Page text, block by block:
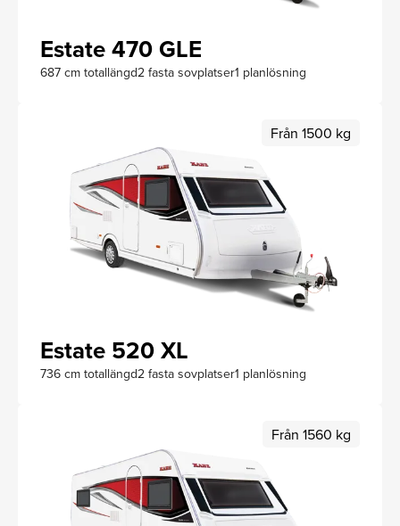
Estate 470 GLE
687 cm totallängd2 fasta sovplatser1 planlösning
Från 1500 kg
Estate 520 XL
736 cm totallängd2 fasta sovplatser1 planlösning
Från 1560 kg